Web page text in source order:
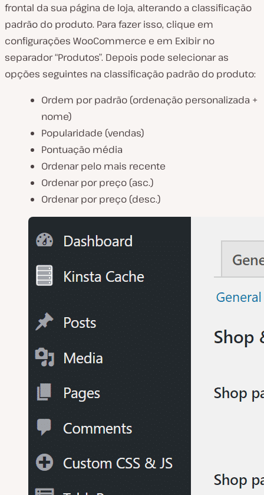
frontal da sua página de loja, alterando a classificação
padrão do produto. Para fazer isso, clique em
configurações WooCommerce e em Exibir no
separador “Produtos”. Depois pode selecionar as
opções seguintes na classificação padrão do produto:
Ordem por padrão (ordenação personalizada +
nome)
Popularidade (vendas)
Pontuação média
Ordenar pelo mais recente
Ordenar por preço (asc.)
Ordenar por preço (desc.)